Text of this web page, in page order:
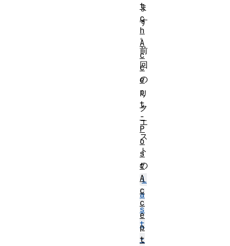
ま
す
。
前
回
の
リ
ク
エ
ス
ト
の
L
a
s
t
-
t
c
h
A
c
c
e
p
t
-
P
o
s
t
A
c
c
e
p
t